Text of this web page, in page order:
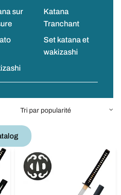
sur
Katana
Tranchant
Set katana et
wakizashi